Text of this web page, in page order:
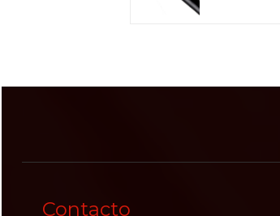
Contacto